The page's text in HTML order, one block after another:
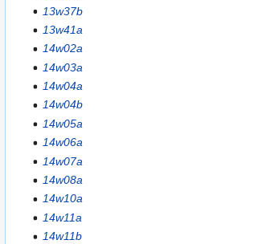
13w37b
13w41a
14w02a
14w03a
14w04a
14w04b
14w05a
14w06a
14w07a
14w08a
14w10a
14w11a
14w11b